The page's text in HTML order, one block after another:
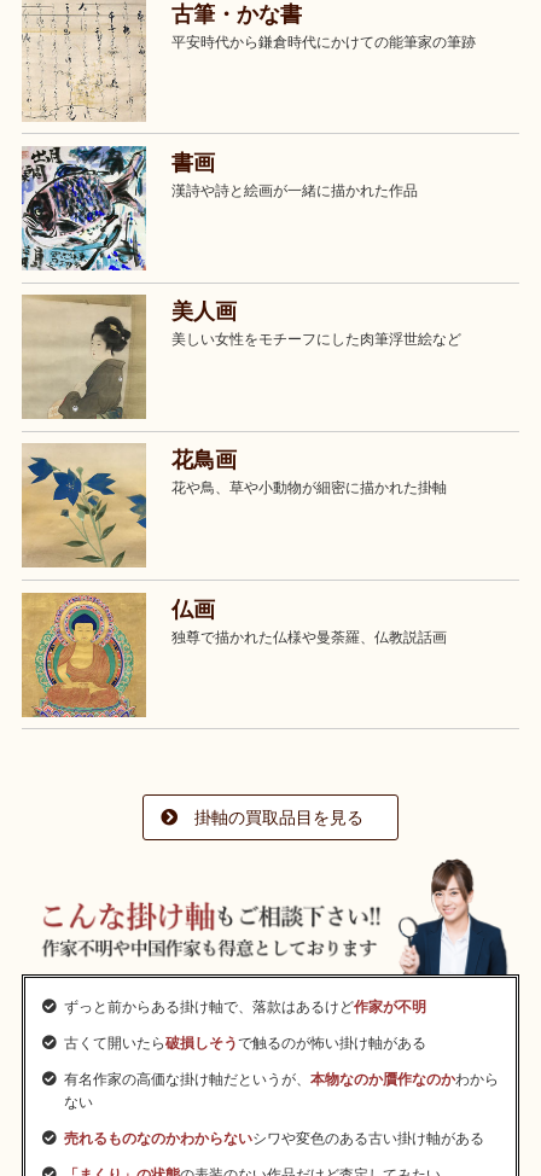
古筆・かな書
平安時代から鎌倉時代にかけての能筆家の筆跡
書画
漢詩や詩と絵画が一緒に描かれた作品
美人画
美しい女性をモチーフにした肉筆浮世絵など
花鳥画
花や鳥、草や小動物が細密に描かれた掛軸
仏画
独尊で描かれた仏様や曼荼羅、仏教説話画
掛軸の買取品目を見る
ずっと前からある掛け軸で、落款はあるけど作家が不明
古くて開いたら破損しそうで触るのが怖い掛け軸がある
有名作家の高価な掛け軸だというが、 本物なのか贋作なのかわから
ない
売れるものなのかわからないシワや変色のある古い掛け軸がある